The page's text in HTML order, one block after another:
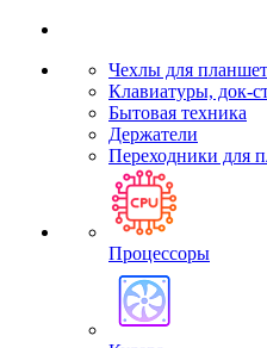
Чехлы для
Клавиатуры, док-
Бытовая техника
Держатели
Переходники для
Процессоры